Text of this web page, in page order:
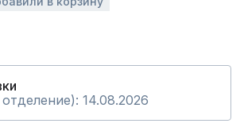
14.08.2026